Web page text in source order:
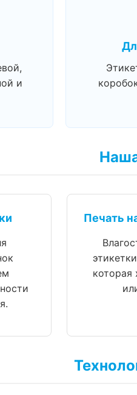
и
Печать
которая